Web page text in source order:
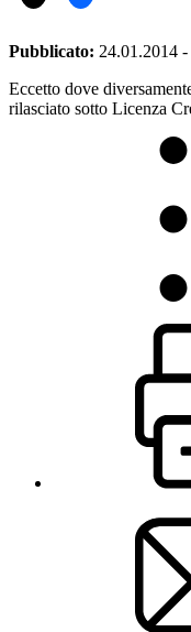
Pubblicato: 24.01.2014 -
Eccetto dove
rilasciato sotto Licenza